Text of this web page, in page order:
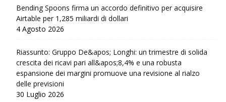
Bending Spoons firma un accordo definitivo per acquisire
Airtable per 1,285 miliardi di dollari
4 Agosto 2026
Riassunto: Gruppo De&apos; Longhi: un trimestre di solida
crescita dei ricavi pari all&apos;8,4% e una robusta
espansione dei margini promuove una revisione al rialzo
delle previsioni
30 Luglio 2026